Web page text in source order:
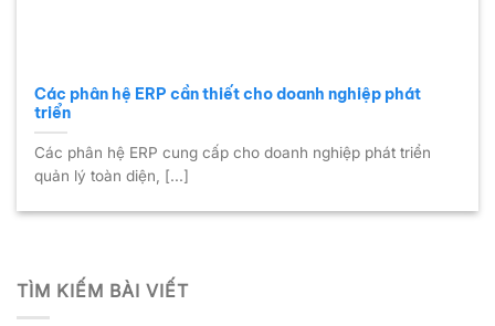
Các phân hệ ERP cần thiết cho doanh nghiệp phát
triển
Các phân hệ ERP cung cấp cho doanh nghiệp phát triển
quản lý toàn diện, [...]
TÌM KIẾM BÀI VIẾT